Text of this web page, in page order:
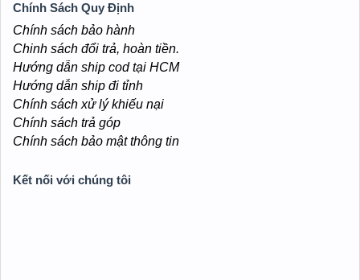
VỀ CHÚNG TÔI
- Doanh Nghiệp | Số GP: 41L8021026 | Chủ doanh
nghiệp: ĐỖ THỊ THỦY TIÊN
- Địa Chỉ:24/9a Phan Văn Hớn
Thuận, TP Hồ Chi Minh.
( Hướng dẫn đường đi
Đông Hưng Thuận, TP. HCM. >>> Ngay đó có cổng chào
uỷ ban phường chạy vô 100m là thấy bảng hiệu
LaptopNSC)
- Phone / Zalo: 0918 054 064 - 0909 669 020
Chính Sách Quy Định